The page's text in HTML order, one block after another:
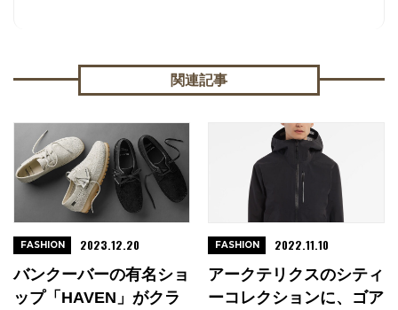
関連記事
バンクーバーの有名ショ
ップ「HAVEN」がクラ
FASHION 2023.12.20
アークテリクスのシティ
ーコレクションに、ゴア
FASHION 2022.11.10